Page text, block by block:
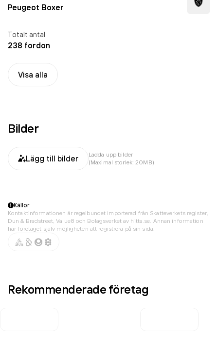
Peugeot Boxer
Totalt antal
238 fordon
Visa alla
Bilder
Lägg till bilder
Ladda upp bilder
(Maximal storlek: 20MB)
Källor
Kontaktinformationen är regelbundet importerad från Skatteverkets register,
Dun & Bradstreet, Value8 och Bolagsverket av hitta.se. Annan information
har företaget själv möjligheten att registrera på sin sida.
Rekommenderade företag